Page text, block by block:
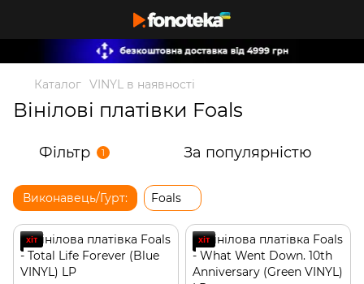
Каталог VINYL в наявності
Вінілові платівки Foals
Фільтр 1 За популярністю
Виконавець/Гурт: Foals
хіт хіт